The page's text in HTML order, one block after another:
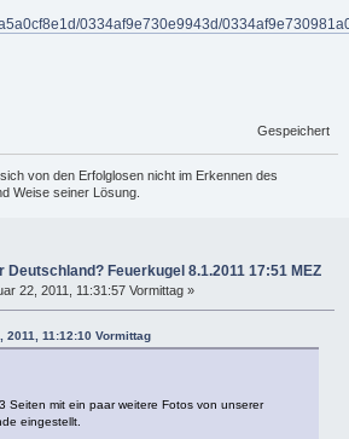
0334af9e730e9943d/
Gespeichert
von den Erfolglosen nicht im Erkennen des
Weise seiner Lösung.
Deutschland? Feuerkugel 8.1.2011 17:51 MEZ
22, 2011, 11:31:57 Vormittag »
11:12:10 Vormittag
Seiten mit ein paar weitere Fotos von unserer
eingestellt.